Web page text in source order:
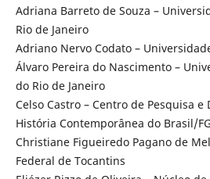
Adriana Barreto de Souza –
Rio de Janeiro
Adriano Nervo Codato –
Álvaro Pereira do Nascimento –
do Rio de Janeiro
Celso Castro – Centro de Pesquisa e
História Contemporânea do Brasil/
Christiane Figueiredo Pagano de
Federal de Tocantins